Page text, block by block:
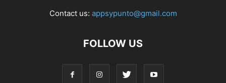
Contact us: appsypunto@gmail.com
FOLLOW US